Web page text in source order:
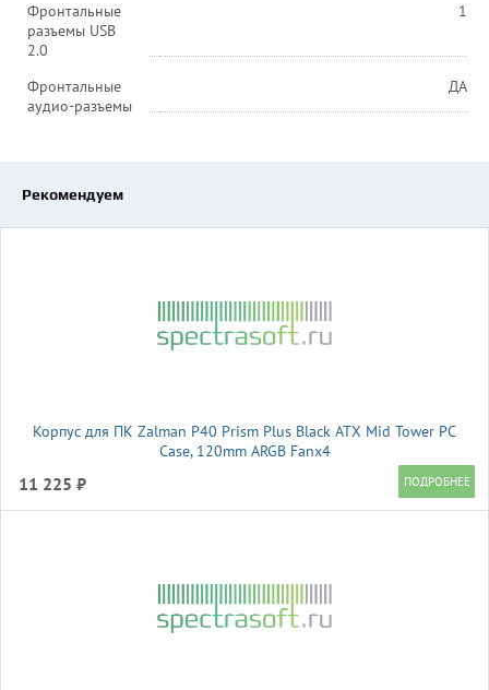
Фронтальные
разъемы USB
2.0
1
Фронтальные
аудио-разъемы
ДА
Рекомендуем
Корпус для ПК Zalman P40 Prism Plus Black ATX Mid Tower PC
Case, 120mm ARGB Fanx4
11 225 ₽